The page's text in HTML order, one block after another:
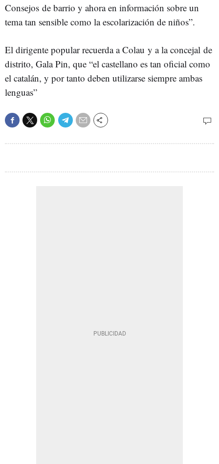
Consejos de barrio y ahora en información sobre un
tema tan sensible como la escolarización de niños”.
El dirigente popular recuerda a Colau y a la concejal de
distrito, Gala Pin, que “el castellano es tan oficial como
el catalán, y por tanto deben utilizarse siempre ambas
lenguas”